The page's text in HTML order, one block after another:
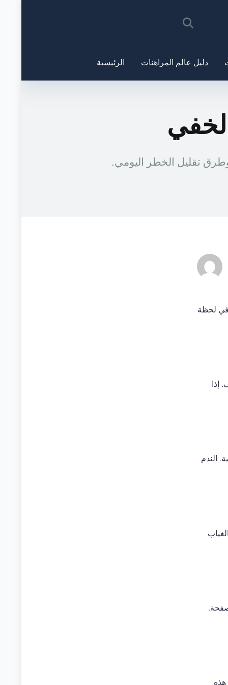
الرئيسية دليل عالم المراهنات
تقليل الخطر اليومي.
في لحظة
إذا
الندم
هذه